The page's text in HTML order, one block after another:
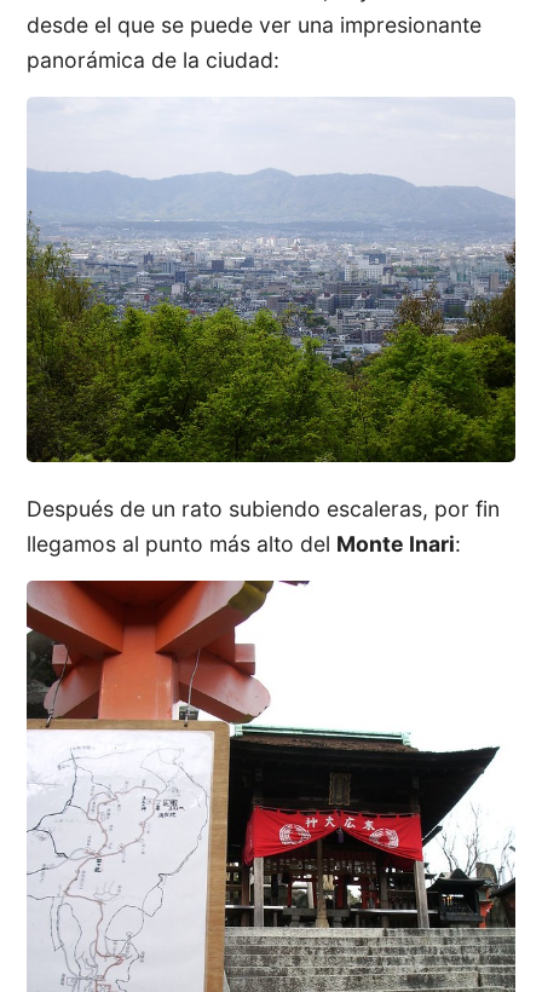
desde el que se puede ver una impresionante
panorámica de la ciudad:
Después de un rato subiendo escaleras, por fin
llegamos al punto más alto del Monte Inari: